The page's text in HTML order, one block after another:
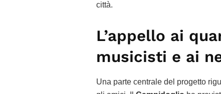
città.
L’appello ai
musicisti e ai
Una parte centrale del progetto